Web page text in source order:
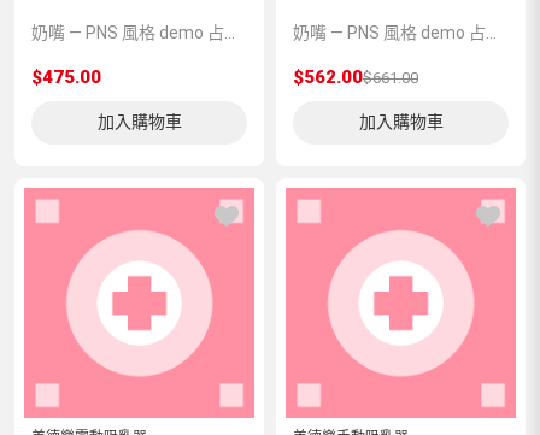
$475.00
加入購物車
$562.00$661.00
加入購物車